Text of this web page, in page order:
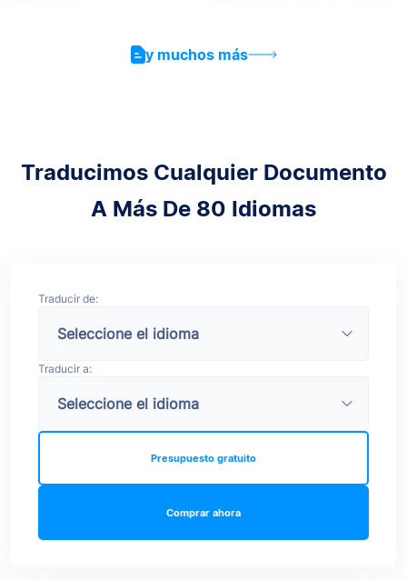
y muchos más
Traducimos Cualquier Documento
A Más De 80 Idiomas
Traducir de:
Traducir a:
Comprar ahora
Presupuesto gratuito